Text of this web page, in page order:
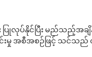
ား ပြုလုပ်နိုင်ပြီး မည်သ
မှု အစီအစဉ်ဖြင့် သင်သည်